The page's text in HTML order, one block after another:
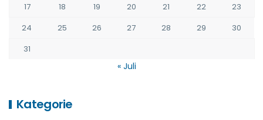
17
18 19 20 21 22
23
24
25 26 27 28 29
30
31
« Juli
Kategorie